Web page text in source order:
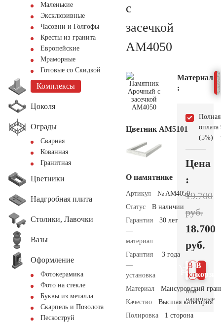
Маленькие
Эксклюзивные
Часовни и Голгофы
Кресты из гранита
Европейские
Мраморные
Готовые со Скидкой
Комплексы
Цоколя
Ограды
Сварная
Кованная
Гранитная
Цветники
Надгробная плита
Столики, Лавочки
Вазы
Оформление
Фотокерамика
Фото на стекле
Буквы из металла
Скарпель и Позолота
Пескоструй
с
засечкой
AM4050
Цветник АМ5101
О памятнике
Артикул
№ AM4050
Статус
В наличии
Гарантия
—
материал
30 лет
Гарантия
—
установка
3 года
Материал
Мансуровский
Качество
Высшая категория
Полировка
1 сторона
Материал
:
Полная
оплата
(5%)
Цена
:
19.700
руб.
18.700
руб.
В
В 1
клик
или
наличные.